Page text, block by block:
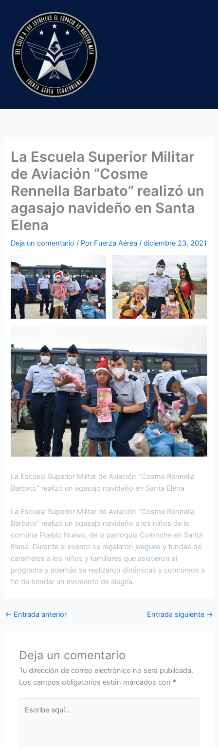
contenido
La Escuela Superior Militar
de Aviación “Cosme
Rennella Barbato” realizó un
agasajo navideño en Santa
Elena
Deja un comentario / Por Fuerza Aérea/diciembre 23, 2021
La Escuela Superior Militar de Aviación “Cosme Rennella
Barbato” realizó un agasajo navideño en Santa Elena
La Escuela Superior Militar de Aviación “Cosme Rennella
Barbato” realizó un agasajo navideño a los niños de la
comuna Pueblo Nuevo, de la parroquia Colonche en Santa
Elena. Durante el evento se regalaron juegues y fundas de
caramelos a los niños y familiares que asistieron al
programa y además se realizaron dinámicas y concursos a
fin de brindar un momento de alegría.
← Entrada anterior Entrada siguiente →
Deja un comentario
Tu dirección de correo electrónico no será publicada.
Los campos obligatorios están marcados con *